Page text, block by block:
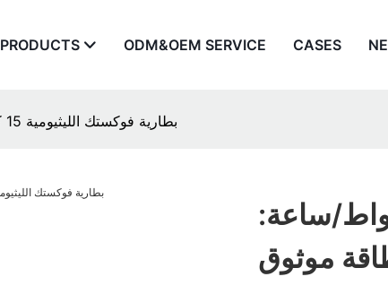
PRODUCTS ODM&OEM SERVICE CASES
بطارية فوكستك الليثيومية 15 كيلوواط/ساعة: سهلة التركيب، حل طاقة موثوق
الليثيومية 15 كيلوواط/ساعة:
موثوق